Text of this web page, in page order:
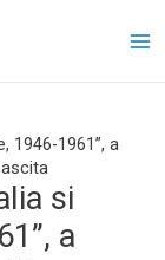
1946-1961”, a
si
a